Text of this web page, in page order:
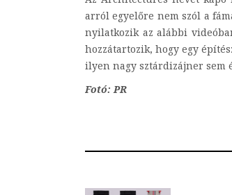
arról egyelőre nem szól a
nyilatkozik az alábbi
hozzátartozik, hogy egy
ilyen nagy sztárdizájner sem
Fotó: PR